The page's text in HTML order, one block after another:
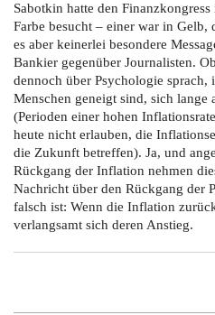
Sabotkin hatte den
Farbe besucht – einer war in Gelb,
es aber keinerlei besondere
Bankier gegenüber Journalisten.
dennoch über Psychologie sprach,
Menschen geneigt sind, sich lange
(Perioden einer hohen
heute nicht erlauben, die
die Zukunft betreffen). Ja, und
Rückgang der Inflation nehmen
Nachricht über den Rückgang der
falsch ist: Wenn die Inflation
verlangsamt sich deren Anstieg.